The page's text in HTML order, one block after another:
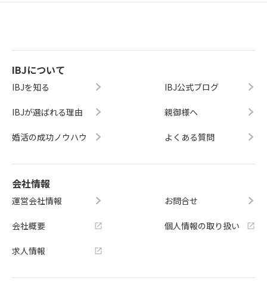
IBJについて
IBJを知る
IBJが選ばれる理由
婚活の成功ノウハウ
IBJ公式ブログ
親御様へ
よくある質問
会社情報
運営会社情報
会社概要
求人情報
お問合せ
個人情報の取り扱い